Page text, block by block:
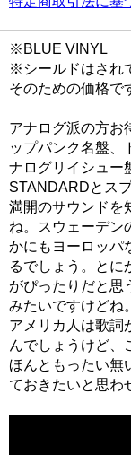
※BLUE VINYL
※シールドはされ
そのための価格で
アナログ派の方お
ップパンク名盤、
ナログリイシュー
STANDARDとス
満開のサウンドを
ね。スウェーデン
かにもヨーロッパ
るでしょう。とに
がぴったりだと思
みたいですけどね
アメリカ人は歌詞
んでしょうけど、
ほんともったい無
ておきたいと思わ